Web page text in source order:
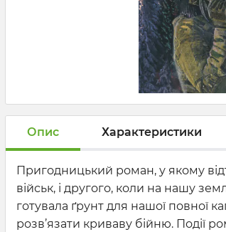
Опис Характеристики
Пригодницький роман, у якому
військ, і другого, коли на нашу
готувала ґрунт для нашої повної
розв’язати криваву бійню. Події